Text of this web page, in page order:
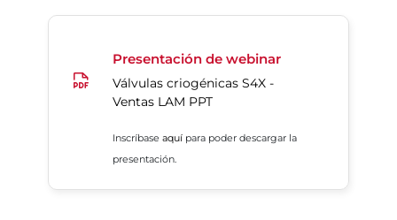
Presentación de webinar
Válvulas criogénicas S4X -
Ventas LAM PPT
Inscríbase aquí para poder descargar la
presentación.